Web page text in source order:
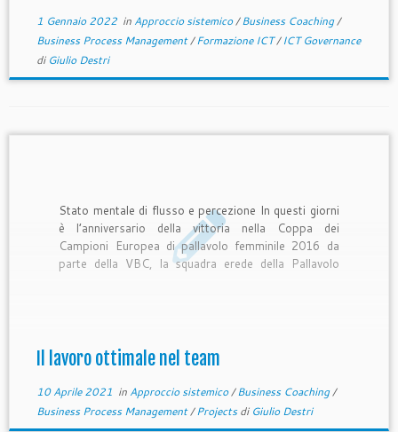
1 Gennaio 2022in Approccio sistemico/Business Coaching/
Business Process Management/Formazione ICT/ICT Governance
di Giulio Destri
Stato mentale di flusso e percezione In questi giorni
è l’anniversario della vittoria nella Coppa dei
Campioni Europea di pallavolo femminile 2016 da
parte della VBC, la squadra erede della Pallavolo
Il lavoro ottimale nel team
10 Aprile 2021 in Approccio sistemico/Business Coaching/
Business Process Management/Projectsdi Giulio Destri